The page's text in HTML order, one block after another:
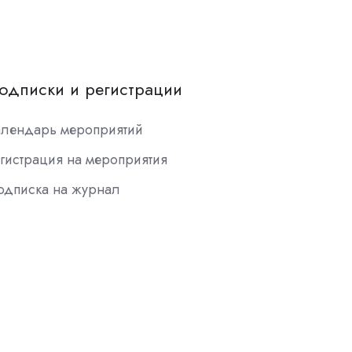
и регистрации
мероприятий
на мероприятия
на журнал